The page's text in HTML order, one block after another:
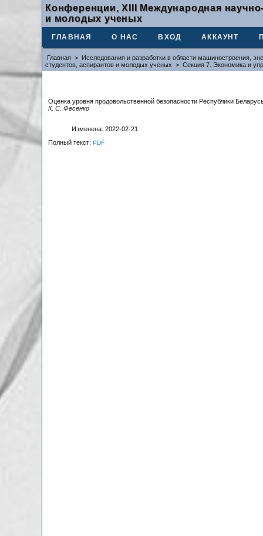
Конференции, XIII Международная
и молодых ученых
ГЛАВНАЯ О НАС ВХОД АККАУНТ
Главная > Исследования и разработки в области машиностроения,
студентов, аспирантов и молодых ученых > Секция 7. Экономика и
Оценка уровня продовольственной безопасности Республики
К. С. Фесенко
Изменена: 2022-02-21
Полный текст:PDF